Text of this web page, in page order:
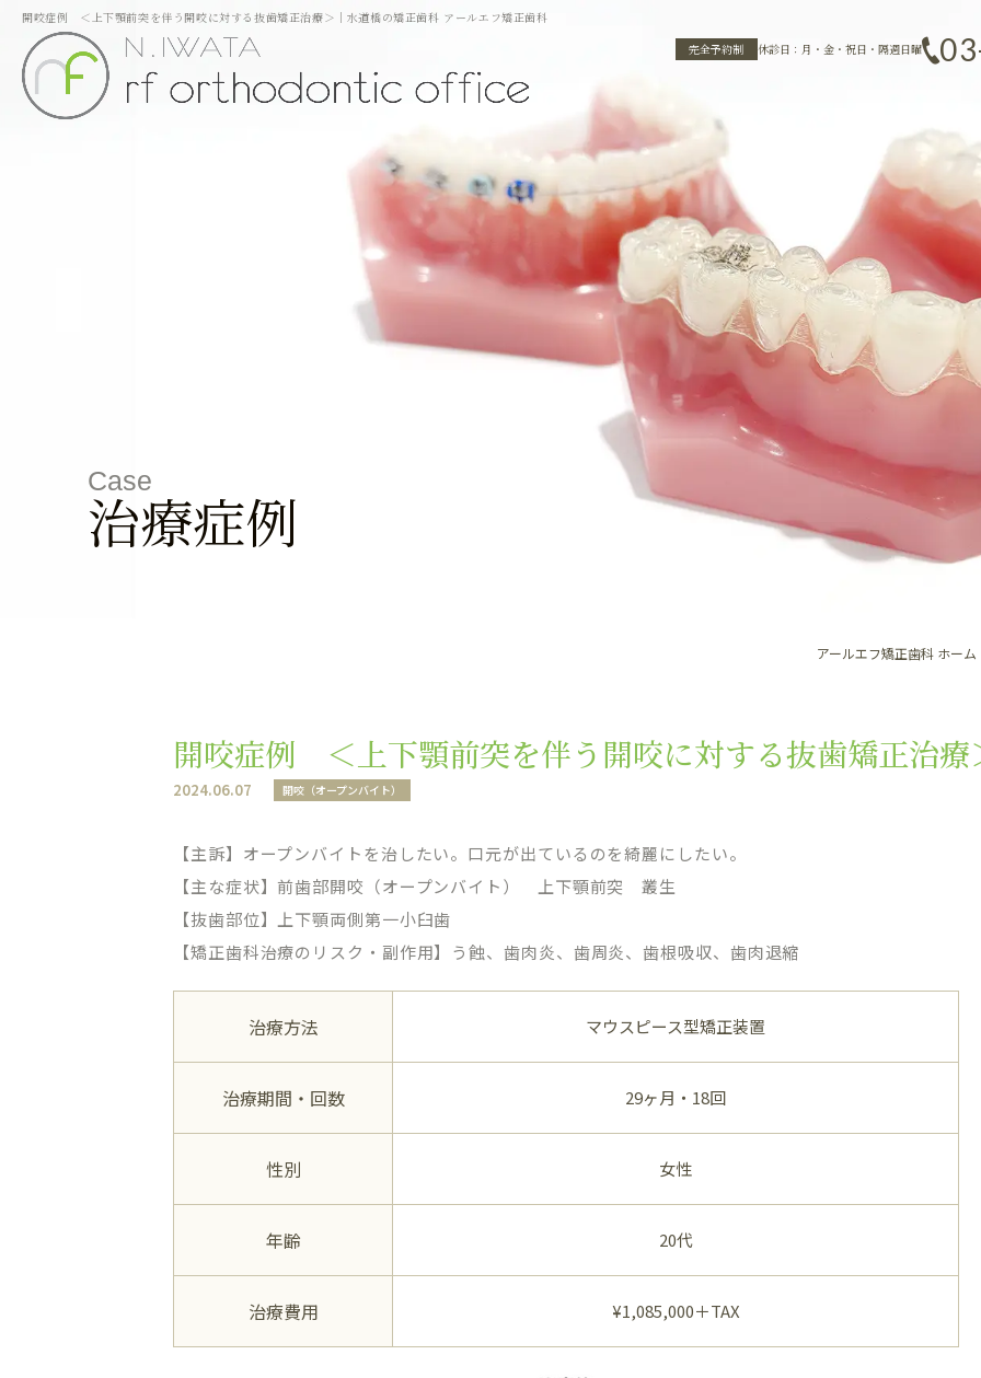
開咬症例 ＜上下顎前突を伴う開咬に対する抜歯矯正治療＞｜水道橋の矯正歯科 アールエフ矯正歯科
完全予約制
休診日：月・金・祝日・隔週日曜
Case
治療症例
アールエフ矯正歯科 ホーム
開咬症例 ＜上下顎前突を伴う開咬に対する抜歯矯正治療
2024.06.07 開咬（オープンバイト）
【主訴】オープンバイトを治したい。口元が出ているのを綺麗にしたい。
【主な症状】前歯部開咬（オープンバイト） 上下顎前突 叢生
【抜歯部位】上下顎両側第一小臼歯
【矯正歯科治療のリスク・副作用】う蝕、歯肉炎、歯周炎、歯根吸収、歯肉退縮
治療方法 マウスピース型矯正装置
治療期間・回数 29ヶ月・18回
性別 女性
年齢 20代
治療費用 ¥1,085,000＋TAX